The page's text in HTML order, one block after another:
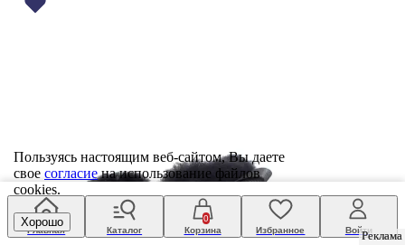
Реклама
Реклама
Главная Каталог
0
Корзина
Избранное Войти
Пользуясь настоящим веб-сайтом, Вы даете
свое согласиена использование файлов
cookies.
Хорошо